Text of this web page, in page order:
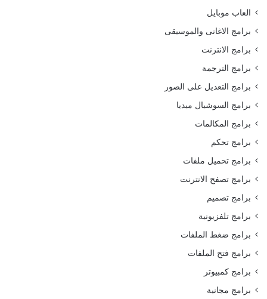
العاب موبايل
برامج الاغانى والموسيقى
برامج الانترنت
برامج الترجمة
برامج التعديل على الصور
برامج السوشيال ميديا
برامج المكالمات
برامج تحكم
برامج تحميل ملفات
برامج تصفح الانترنت
برامج تصميم
برامج تلفزيونية
برامج ضغط الملفات
برامج فتح الملفات
برامج كمبيوتر
برامج مجانية